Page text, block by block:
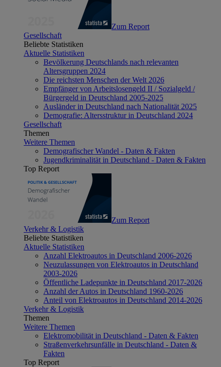
Zum Report
Gesellschaft
Beliebte Statistiken
Aktuelle Statistiken
Bevölkerung Deutschlands nach relevanten
Altersgruppen 2024
Die reichsten Menschen der Welt 2026
Empfänger von Arbeitslosengeld II / Sozialgeld /
Bürgergeld in Deutschland 2005-2025
Ausländer in Deutschland nach Nationalität 2025
Demografie: Altersstruktur in Deutschland 2024
Gesellschaft
Themen
Weitere Themen
Demografischer Wandel - Daten & Fakten
Jugendkriminalität in Deutschland - Daten & Fakten
Top Report
Zum Report
Verkehr & Logistik
Beliebte Statistiken
Aktuelle Statistiken
Anzahl Elektroautos in Deutschland 2006-2026
Neuzulassungen von Elektroautos in Deutschland
2003-2026
Öffentliche Ladepunkte in Deutschland 2017-2026
Anzahl der Autos in Deutschland 1960-2026
Anteil von Elektroautos in Deutschland 2014-2026
Verkehr & Logistik
Themen
Weitere Themen
Elektromobilität in Deutschland - Daten & Fakten
Straßenverkehrsunfälle in Deutschland - Daten &
Fakten
Top Report